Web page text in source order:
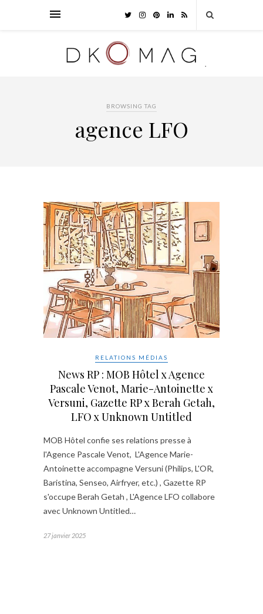
BROWSING TAG
agence LFO
RELATIONS MÉDIAS
News RP : MOB Hôtel x Agence
Pascale Venot, Marie-Antoinette x
Versuni, Gazette RP x Berah Getah,
LFO x Unknown Untitled
MOB Hôtel confie ses relations presse à
l'Agence Pascale Venot, L'Agence Marie-
Antoinette accompagne Versuni (Philips, L'OR,
Baristina, Senseo, Airfryer, etc.) , Gazette RP
s'occupe Berah Getah , L'Agence LFO collabore
avec Unknown Untitled…
27 janvier 2025